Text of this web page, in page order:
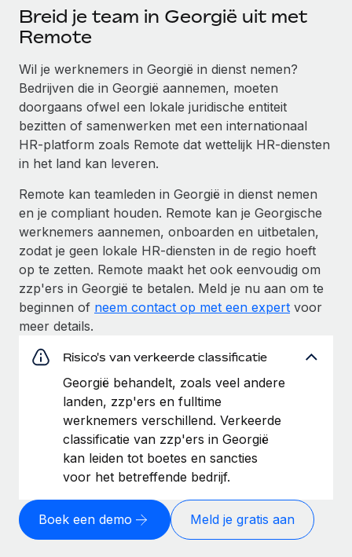
Breid je team in Georgië uit met
Remote
Wil je werknemers in Georgië in dienst nemen?
Bedrijven die in Georgië aannemen, moeten
doorgaans ofwel een lokale juridische entiteit
bezitten of samenwerken met een internationaal
HR-platform zoals Remote dat wettelijk HR-diensten
in het land kan leveren.
Remote kan teamleden in Georgië in dienst nemen
en je compliant houden. Remote kan je Georgische
werknemers aannemen, onboarden en uitbetalen,
zodat je geen lokale HR-diensten in de regio hoeft
op te zetten. Remote maakt het ook eenvoudig om
zzp'ers in Georgië te betalen. Meld je nu aan om te
beginnen of neem contact op met een expert voor
meer details.
Risico's van verkeerde classificatie
Georgië behandelt, zoals veel andere
landen, zzp'ers en fulltime
werknemers verschillend. Verkeerde
classificatie van zzp'ers in Georgië
kan leiden tot boetes en sancties
voor het betreffende bedrijf.
Boek een demo Meld je gratis aan